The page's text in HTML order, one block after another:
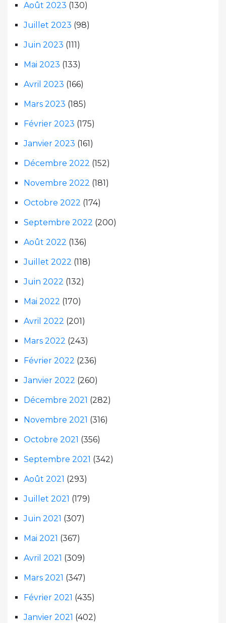
Août 2023 (130)
Juillet 2023 (98)
Juin 2023 (111)
Mai 2023 (133)
Avril 2023 (166)
Mars 2023 (185)
Février 2023 (175)
Janvier 2023 (161)
Décembre 2022 (152)
Novembre 2022 (181)
Octobre 2022 (174)
Septembre 2022 (200)
Août 2022 (136)
Juillet 2022 (118)
Juin 2022 (132)
Mai 2022 (170)
Avril 2022 (201)
Mars 2022 (243)
Février 2022 (236)
Janvier 2022 (260)
Décembre 2021 (282)
Novembre 2021 (316)
Octobre 2021 (356)
Septembre 2021 (342)
Août 2021 (293)
Juillet 2021 (179)
Juin 2021 (307)
Mai 2021 (367)
Avril 2021 (309)
Mars 2021 (347)
Février 2021 (435)
Janvier 2021 (402)